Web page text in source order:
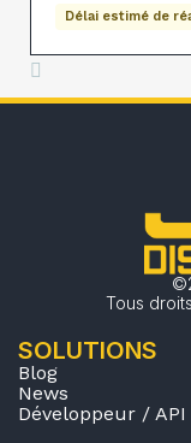
Délai estimé de
Tous
SOLUTIONS
Blog
News
Développeur / API